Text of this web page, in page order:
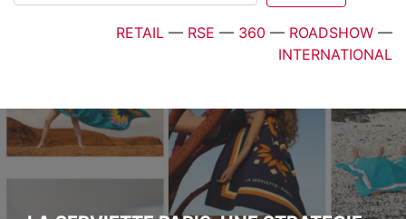
RETAIL — RSE — 360 — ROADSHOW —
INTERNATIONAL